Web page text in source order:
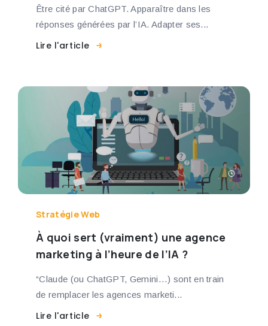
Être cité par ChatGPT. Apparaître dans les
réponses générées par l’IA. Adapter ses...
Lire l'article
Stratégie Web
À quoi sert (vraiment) une agence
marketing à l’heure de l’IA ?
“Claude (ou ChatGPT, Gemini…) sont en train
de remplacer les agences marketi...
Lire l'article